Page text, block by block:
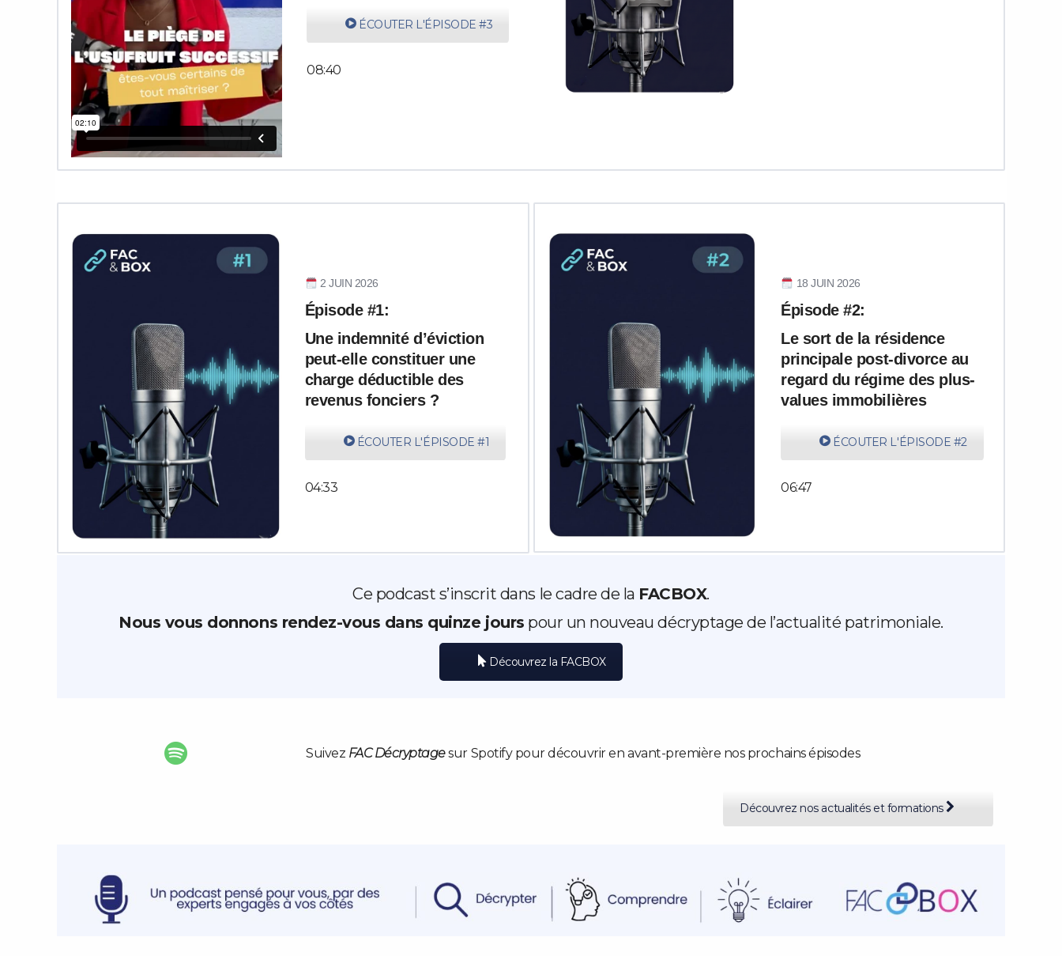
ÉCOUTER L'ÉPISODE #3
08:40
2 JUIN 2026
Épisode #1:
Une indemnité d’éviction
peut-elle constituer une
charge déductible des
revenus fonciers ?
ÉCOUTER L'ÉPISODE #1
04:33
18 JUIN 2026
Épisode #2:
Le sort de la résidence
principale post-divorce au
regard du régime des plus-
values immobilières
ÉCOUTER L'ÉPISODE #2
06:47
Ce podcast s’inscrit dans le cadre de la FACBOX.
Nous vous donnons rendez-vous dans quinze jours pour un nouveau décryptage de l’actualité patrimoniale.
Découvrez la FACBOX
Suivez FAC Décryptagesur Spotify pour découvrir en avant-première nos prochains épisodes
Découvrez nos actualités et formations